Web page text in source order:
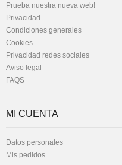
Prueba nuestra nueva web!
Privacidad
Condiciones generales
Cookies
Privacidad redes sociales
Aviso legal
FAQS
MI CUENTA
Datos personales
Mis pedidos